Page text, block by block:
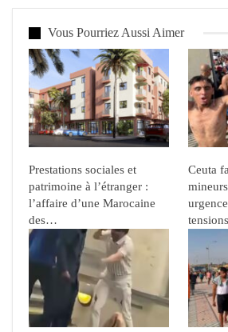
Vous Pourriez Aussi Aimer
Prestations sociales et
patrimoine à l’étranger :
l’affaire d’une Marocaine
des…
Ceuta